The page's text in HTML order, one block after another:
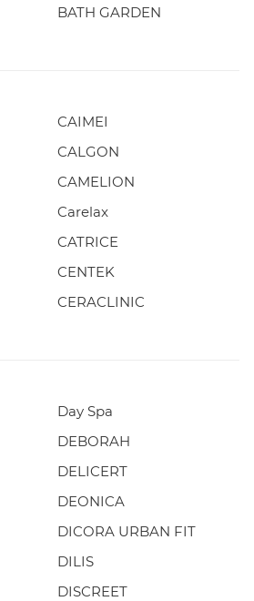
BATH GARDEN
CAIMEI
CALGON
CAMELION
Carelax
CATRICE
CENTEK
CERACLINIC
Day Spa
DEBORAH
DELICERT
DEONICA
DICORA URBAN FIT
DILIS
DISCREET